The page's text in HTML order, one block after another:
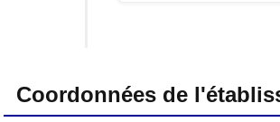
Coordonnées de